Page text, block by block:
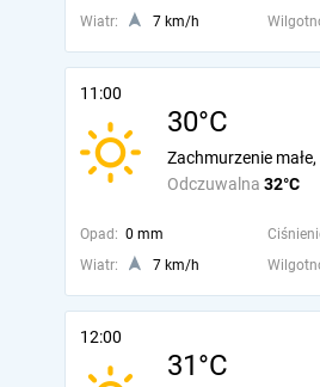
Wiatr:
7 km/h
11:00
30°C
Odczuwalna 32°C
Zachmurzenie
Opad: 0 mm
Wiatr:
7 km/h
12:00
31°C